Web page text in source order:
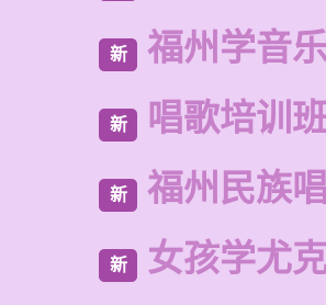
新 福州学音
新 唱歌培训
新 福州民族
新 女孩学尤